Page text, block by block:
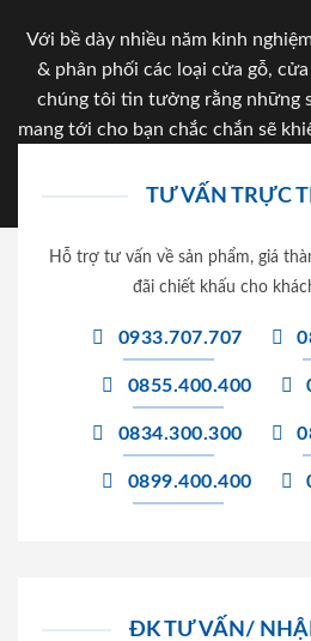
Với bề dày nhiều năm kinh
& phân phối các loại cửa gỗ,
chúng tôi tin tưởng rằng những
mang tới cho bạn chắc chắn sẽ
TƯ VẤN TRỰC
Hỗ trợ tư vấn về sản phẩm, giá
đãi chiết khấu cho
0933.707.707
0855.400.400
0834.300.300
0899.400.400
ĐK TƯ VẤN/